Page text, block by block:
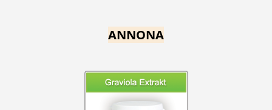
ANNONA